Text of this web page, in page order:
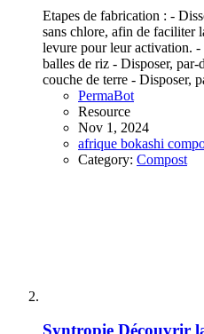
Etapes de fabrication : -
sans chlore, afin de faciliter
levure pour leur activation. -
balles de riz - Disposer, par-
couche de terre - Disposer,
PermaBot
Resource
Nov 1, 2024
afrique bokashi
Category: Compost